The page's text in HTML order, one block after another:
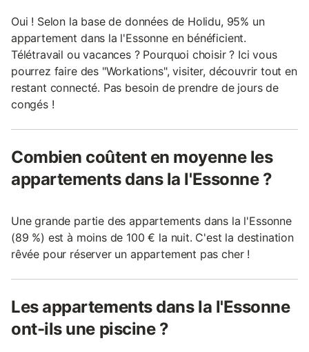
Oui ! Selon la base de données de Holidu, 95% un
appartement dans la l'Essonne en bénéficient.
Télétravail ou vacances ? Pourquoi choisir ? Ici vous
pourrez faire des "Workations", visiter, découvrir tout en
restant connecté. Pas besoin de prendre de jours de
congés !
Combien coûtent en moyenne les
appartements dans la l'Essonne ?
Une grande partie des appartements dans la l'Essonne
(89 %) est à moins de 100 € la nuit. C'est la destination
rêvée pour réserver un appartement pas cher !
Les appartements dans la l'Essonne
ont-ils une piscine ?